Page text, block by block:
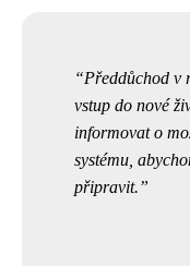
Předdůchod v
vstup do nové
informovat o
systému,
připravit.